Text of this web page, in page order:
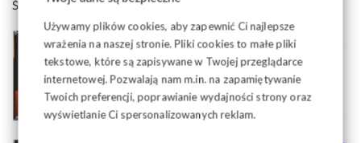
Używamy plików cookies, aby zapewnić Ci najlepsze
wrażenia na naszej stronie. Pliki cookies to małe pliki
tekstowe, które są zapisywane w Twojej przeglądarce
internetowej. Pozwalają nam m.in. na zapamiętywanie
Twoich preferencji, poprawianie wydajności strony oraz
wyświetlanie Ci spersonalizowanych reklam.
Świętego Jana Pawła II pn. "Człowiek blisko Boga"